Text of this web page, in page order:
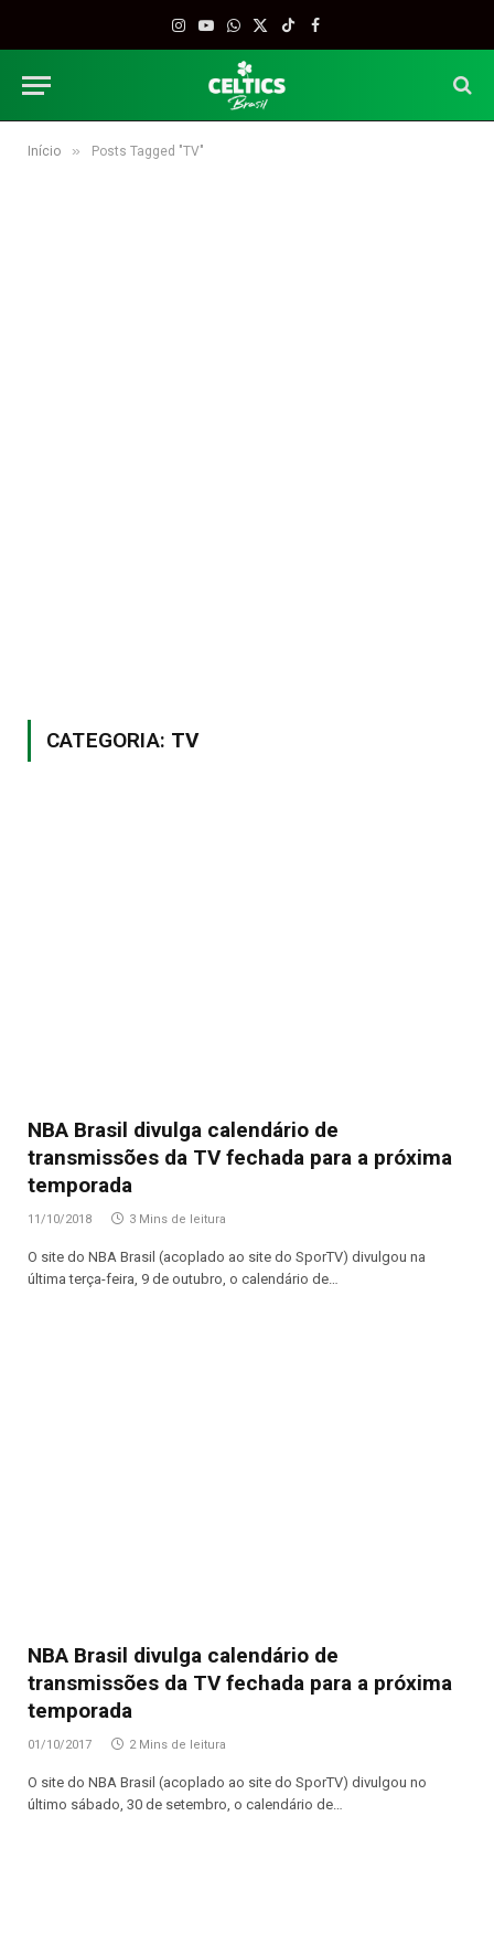
Instagram
YouTube
WhatsApp
X
TikTokFacebook
Início » Posts Tagged "TV"
CATEGORIA: TV
NBA Brasil divulga calendário de
transmissões da TV fechada para a próxima
temporada
11/10/2018 3 Mins de leitura
O site do NBA Brasil (acoplado ao site do SporTV) divulgou na
última terça-feira, 9 de outubro, o calendário de…
NBA Brasil divulga calendário de
transmissões da TV fechada para a próxima
temporada
01/10/2017 2 Mins de leitura
O site do NBA Brasil (acoplado ao site do SporTV) divulgou no
último sábado, 30 de setembro, o calendário de…